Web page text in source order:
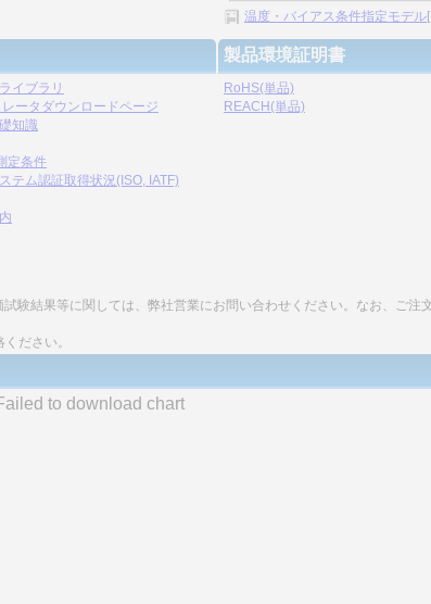
温度・バイアス条件指定モデル
イブラリ
ータダウンロードページ
知識
定条件
テム認証取得状況(ISO, IATF)
製品環境証明書
RoHS(単品)
REACH(単品)
験結果等に関しては、弊社営業にお問い合わせください。なお、ご注
ださい。
to download chart